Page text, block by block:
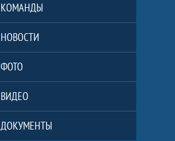
КОМАНДЫ
НОВОСТИ
ФОТО
ВИДЕО
ДОКУМЕНТЫ